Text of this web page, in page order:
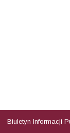
Biuletyn Informacji